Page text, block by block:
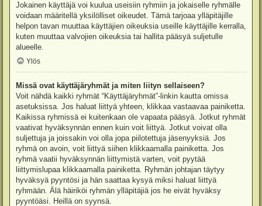
Jokainen käyttäjä voi kuulua useisiin ryhmiin ja jokaiselle ryhmälle
voidaan määritellä yksilölliset oikeudet. Tämä tarjoaa ylläpitäjille
helpon tavan muuttaa käyttäjien oikeuksia useille käyttäjille kerralla,
kuten muuttaa valvojien oikeuksia tai hallita pääsyä suljetulle
alueelle.
Ylös
Missä ovat käyttäjäryhmät ja miten liityn sellaiseen?
Voit nähdä kaikki ryhmät “Käyttäjäryhmät”-linkin kautta omissa
asetuksissa. Jos haluat liittyä yhteen, klikkaa vastaavaa painiketta.
Kaikissa ryhmissä ei kuitenkaan ole vapaata pääsyä. Jotkut ryhmät
vaativat hyväksynnän ennen kuin voit liittyä. Jotkut voivat olla
suljettuja ja joissakin voi olla jopa piilotettuja jäsenyyksiä. Jos
ryhmä on avoin, voit liittyä siihen klikkaamalla painiketta. Jos
ryhmä vaatii hyväksynnän liittymistä varten, voit pyytää
liittymislupaa klikkaamalla painiketta. Ryhmän johtajan täytyy
hyväksyä pyyntösi ja hän saattaa kysyä miksi haluat liittyä
ryhmään. Älä häiriköi ryhmän ylläpitäjiä jos he eivät hyväksy
pyyntöäsi. Heillä on syynsä.